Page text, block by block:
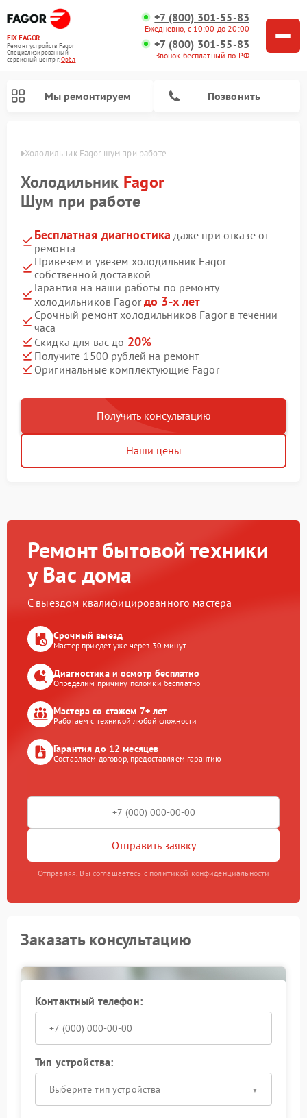
FIX-FAGOR
Ремонт устройств Fagor
Специализированный
cервисный центр г.Орёл
+7 (800) 301-55-83
Ежедневно, с 10:00 до 20:00
+7 (800) 301-55-83
Звонок бесплатный по РФ
Мы ремонтируем Позвонить
Холодильник Fagor шум при работе
Холодильник Fagor
Шум при работе
Бесплатная диагностика даже при отказе от
ремонта
Привезем и увезем холодильник Fagor
собственной доставкой
Гарантия на наши работы по ремонту
холодильников Fagorдо 3-х лет
Срочный ремонт холодильников Fagor в течении
часа
Скидка для вас до 20%
Получите 1500 рублей на ремонт
Оригинальные комплектующие Fagor
Получить консультацию
Наши цены
Ремонт бытовой техники
у Вас дома
С выездом квалифицированного мастера
Срочный выезд
Мастер приедет уже через 30 минут
Диагностика и осмотр бесплатно
Определим причину поломки бесплатно
Мастера со стажем 7+ лет
Работаем с техникой любой сложности
Гарантия до 12 месяцев
Составляем договор, предоставляем гарантию
Отправить заявку
Отправляя, Вы соглашаетесь с политикой конфиденциальности
Заказать консультацию
Контактный телефон:
Тип устройства:
Выберите тип устройства